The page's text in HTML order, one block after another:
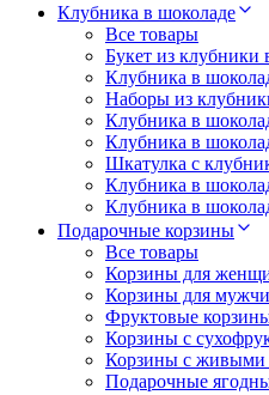
Клубника в шоколаде
Все товары
Букет из клубники
Клубника в
Наборы из
Клубника в
Клубника в
Шкатулка с
Клубника в
Клубника в
Подарочные корзины
Все товары
Корзины для
Корзины для
Фруктовые
Корзины с
Корзины с живыми
Подарочные